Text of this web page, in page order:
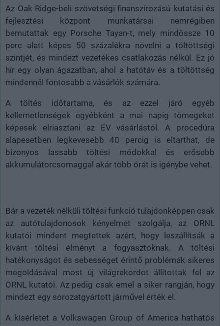
Az Oak Ridge-beli szövetségi finanszírozású kutatási és
fejlesztési központ munkatársai nemrégiben
bemutattak egy Porsche Tayan-t, mely mindössze 10
perc alatt képes 50 százalékra növelni a töltöttségi
szintjét, és mindezt vezetékes csatlakozás nélkül. Ez jó
hír egy olyan ágazatban, ahol a hatótáv és a töltöttség
mindennél fontosabb a vásárlók számára.
A töltés időtartama, és az ezzel járó egyéb
kellemetlenségek egyébként a mai napig tömegeket
képesek elriasztani az EV vásárlástól. A procedúra
alapesetben legkevesebb 40 percig is eltarthat, de
bizonyos lassabb töltési módokkal és erősebb
akkumulátorcsomaggal akár több órát is igénybe vehet.
Bár a vezeték nélküli töltési funkció tulajdonképpen csak
az autótulajdonosok kényelmét szolgálja, az ORNL
kutatói mindent megtettek azért, hogy leszállítsák a
kívánt töltési élményt a fogyasztóknak. A töltési
hatékonyságot és sebességet érintő problémák sikeres
megoldásával most új világrekordot állítottak fel az
ORNL kutatói. Az pedig csak emel a siker rangján, hogy
mindezt egy sorozatgyártott járművel érték el.
A kísérletet a Volkswagen Group of America hathatós